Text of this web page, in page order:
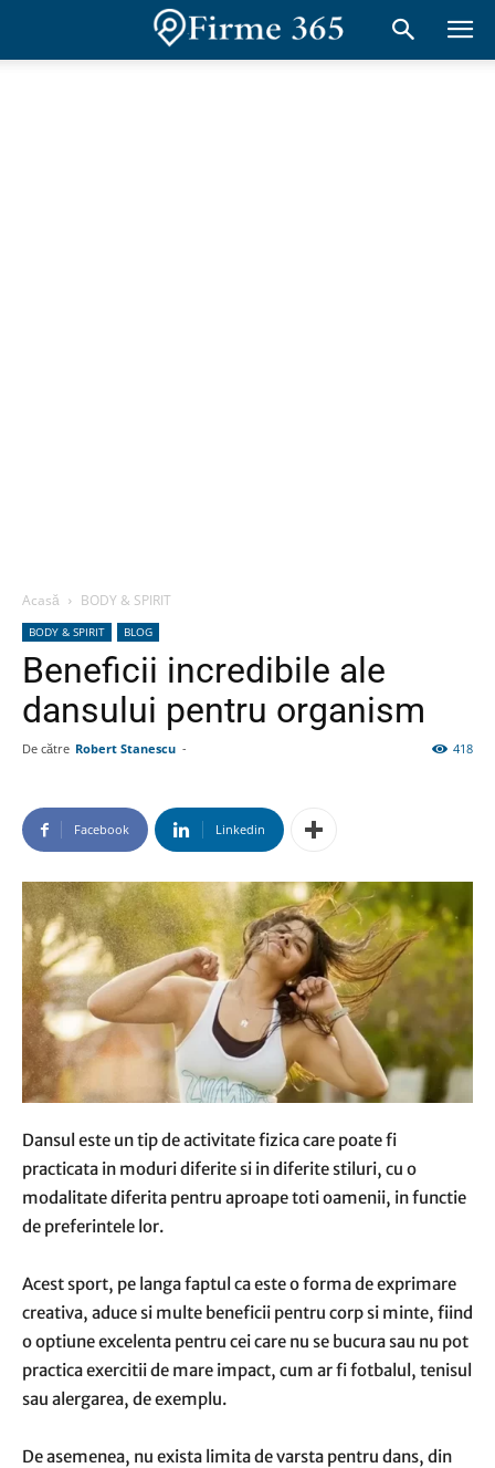
Acasă BODY & SPIRIT
BODY & SPIRIT BLOG
Beneficii incredibile ale
dansului pentru organism
De către Robert Stanescu - 418
Facebook Linkedin
Dansul este un tip de activitate fizica care poate fi
practicata in moduri diferite si in diferite stiluri, cu o
modalitate diferita pentru aproape toti oamenii, in functie
de preferintele lor.
Acest sport, pe langa faptul ca este o forma de exprimare
creativa, aduce si multe beneficii pentru corp si minte, fiind
o optiune excelenta pentru cei care nu se bucura sau nu pot
practica exercitii de mare impact, cum ar fi fotbalul, tenisul
sau alergarea, de exemplu.
De asemenea, nu exista limita de varsta pentru dans, din